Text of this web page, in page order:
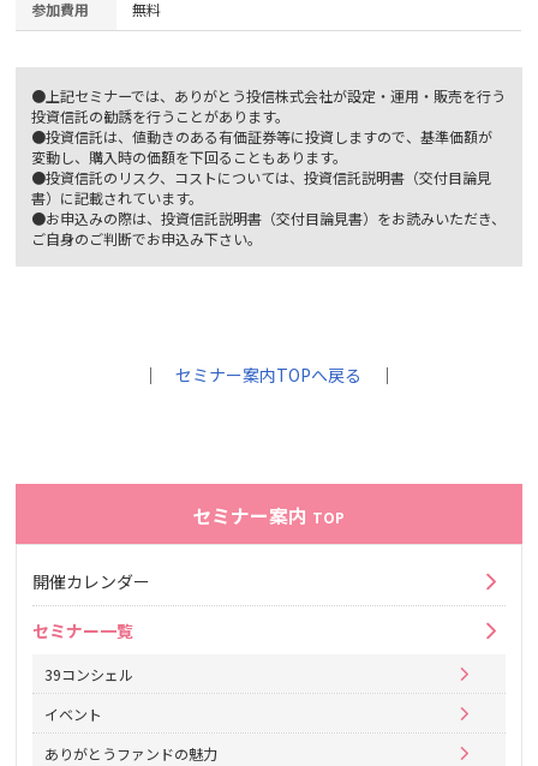
参加費用 無料
●上記セミナーでは、ありがとう投信株式会社が設定・運用・販売を行う
投資信託の勧誘を行うことがあります。
●投資信託は、値動きのある有価証券等に投資しますので、基準価額が
変動し、購入時の価額を下回ることもあります。
●投資信託のリスク、コストについては、投資信託説明書（交付目論見
書）に記載されています。
●お申込みの際は、投資信託説明書（交付目論見書）をお読みいただき、
ご自身のご判断でお申込み下さい。
｜セミナー案内TOPへ戻る ｜
セミナー案内 TOP
開催カレンダー
セミナー一覧
39コンシェル
イベント
ありがとうファンドの魅力